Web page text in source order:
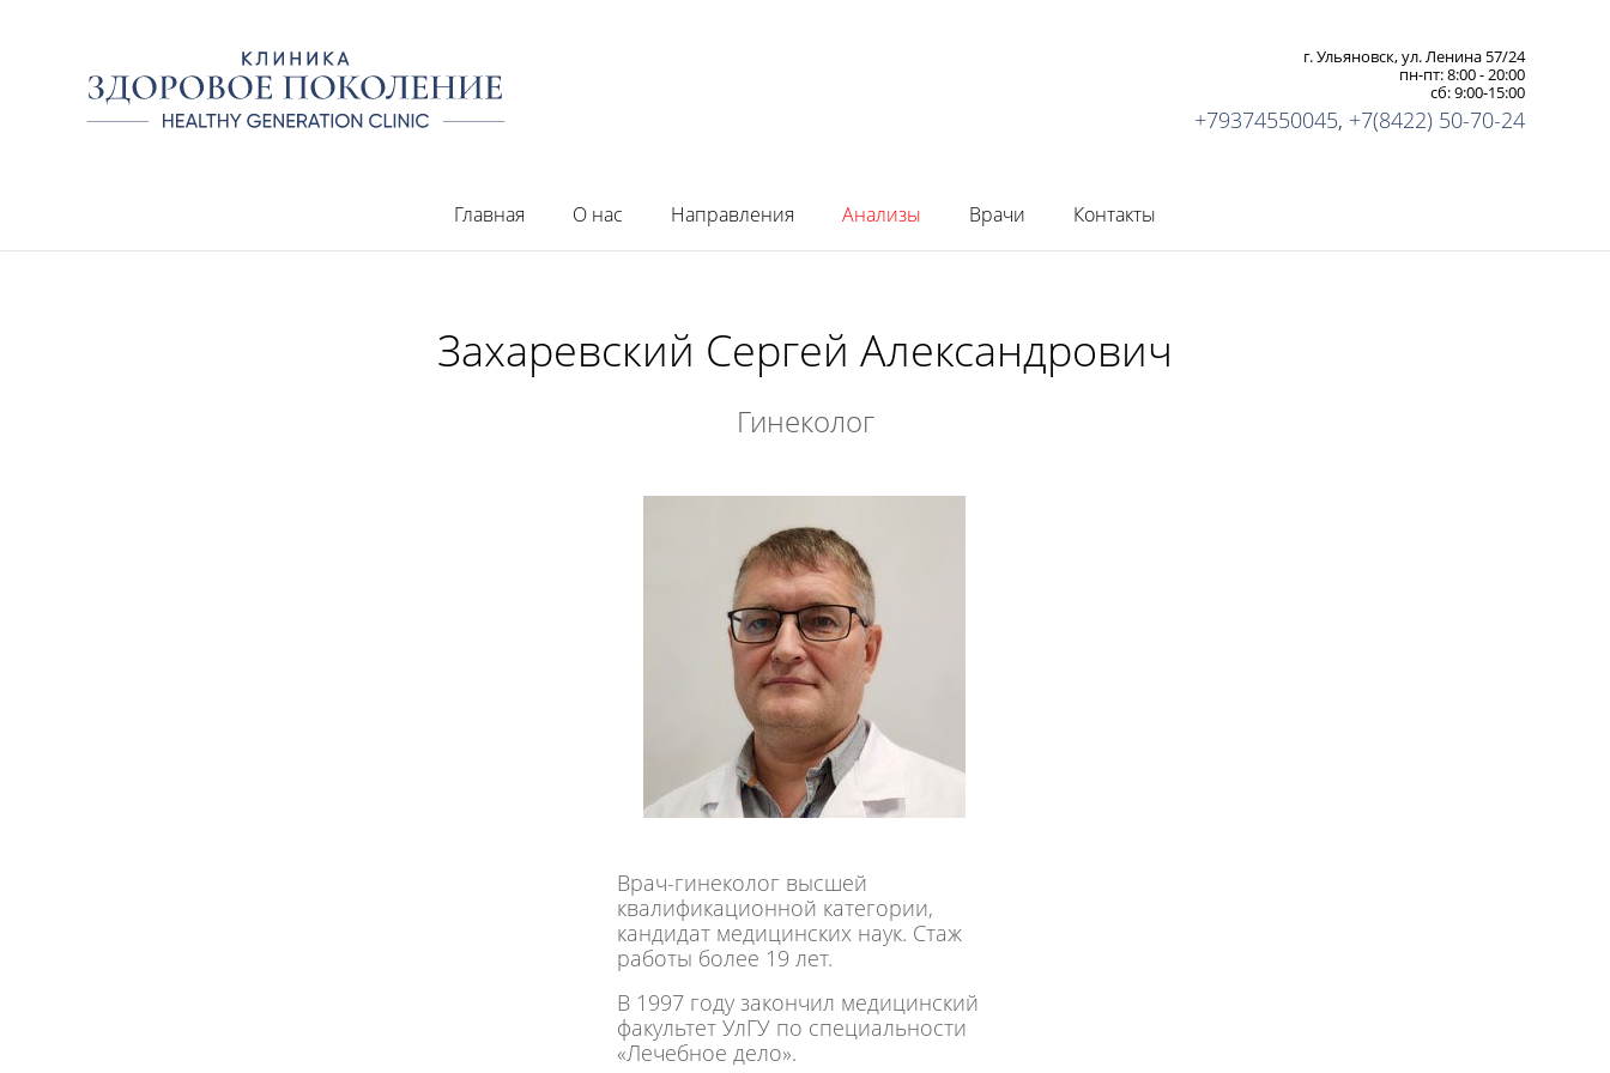
г. Ульяновск, ул. Ленина 57/24
пн-пт: 8:00 - 20:00
сб: 9:00-15:00
+79374550045, +7(8422) 50-70-24
Главная О нас Направления Анализы Врачи Контакты
Захаревский Сергей Александрович
Гинеколог
Врач-гинеколог высшей
квалификационной категории,
кандидат медицинских наук. Стаж
работы более 19 лет.
В 1997 году закончил медицинский
факультет УлГУ по специальности
«Лечебное дело».